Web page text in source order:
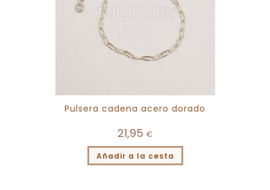
Pulsera cadena acero dorado
21,95 €
Añadir a la cesta